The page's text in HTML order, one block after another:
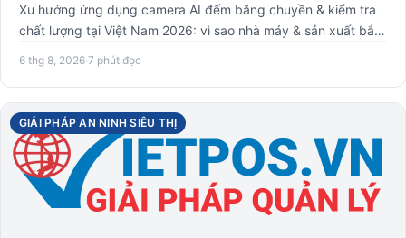
Xu hướng ứng dụng camera AI đếm băng chuyền & kiểm tra
chất lượng tại Việt Nam 2026: vì sao nhà máy & sản xuất bắt
6 thg 8, 2026·7 phút đọc
GIẢI PHÁP AN NINH SIÊU THỊ